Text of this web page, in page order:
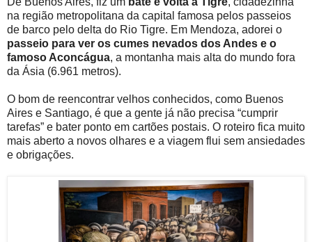
na região metropolitana da capital famosa pelos passeios
de barco pelo delta do Rio Tigre. Em Mendoza, adorei o
passeio para ver os cumes nevados dos Andes e o
famoso Aconcágua, a montanha mais alta do mundo fora
da Ásia (6.961 metros).
O bom de reencontrar velhos conhecidos, como Buenos
Aires e Santiago, é que a gente já não precisa “cumprir
tarefas” e bater ponto em cartões postais. O roteiro fica muito
mais aberto a novos olhares e a viagem flui sem ansiedades
e obrigações.